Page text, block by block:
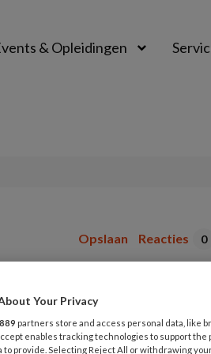
& Opleidingen
Opslaan Reacties 0
Your Privacy
889 partners store and access personal data, like
enables tracking technologies to support
to provide. Selecting Reject All or withdrawing